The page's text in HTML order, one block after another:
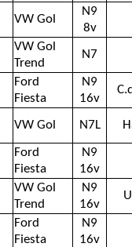
VW Gol
N9
8v
VW Gol
Trend
N7
Ford
Fiesta
N9
16v
VW Gol N7L
Ford
Fiesta
N9
16v
VW Gol
Trend
N9
16v
Ford
Fiesta
N9
16v